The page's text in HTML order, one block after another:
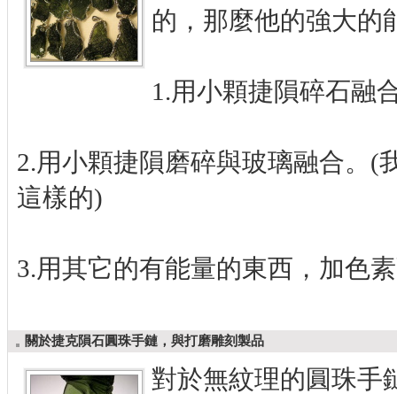
的，那麼他的強大的
1.用小顆捷隕碎石融
2.用小顆捷隕磨碎與玻璃融合。(
這樣的)
3.用其它的有能量的東西，加色
關於捷克隕石圓珠手鏈，與打磨雕刻製品
對於無紋理的圓珠手